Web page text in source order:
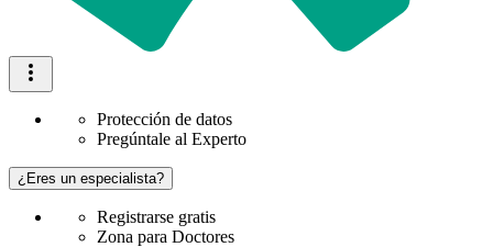
Protección de datos
Pregúntale al Experto
¿Eres un especialista?
Registrarse gratis
Zona para Doctores